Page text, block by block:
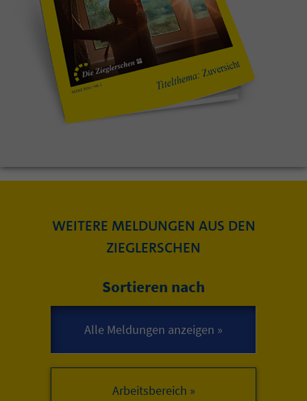
WEITERE MELDUNGEN AUS DEN
ZIEGLERSCHEN
Sortieren nach
Arbeitsbereich »